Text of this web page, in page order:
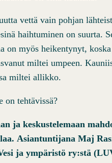
vettä vain pohjan
haihtuminen on suurta.
on myös heikentynyt,
miltei umpeen.
miltei allikko.
on tehtävissä?
ja keskustelemaan
Asiantuntijana Maj
ja ympäristö ry:stä